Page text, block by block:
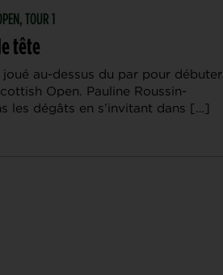
TOUR 1
tête
au-dessus du par pour débuter
Open. Pauline Roussin-
les dégâts en s’invitant dans […]